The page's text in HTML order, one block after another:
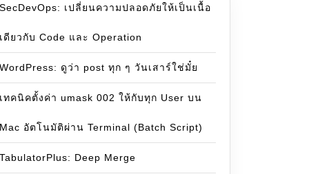
SecDevOps: เปลี่ยนความปลอดภัยให้เป็นเนื้อ
เดียวกับ Code และ Operation
WordPress: ดูว่า post ทุก ๆ วันเสาร์ใช่มั๋ย
เทคนิคตั้งค่า umask 002 ให้กับทุก User บน
Mac อัตโนมัติผ่าน Terminal (Batch Script)
TabulatorPlus: Deep Merge